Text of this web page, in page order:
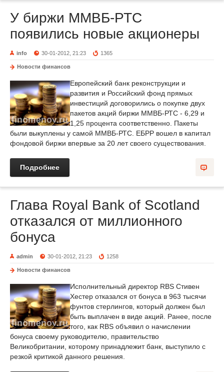
У биржи ММВБ-РТС
появились новые акционеры
info 30-01-2012, 21:23 1365
Новости финансов
Европейский банк реконструкции и
развития и Российский фонд прямых
инвестиций договорились о покупке двух
пакетов акций биржи ММВБ-РТС - 6,29 и
1,25 процента соответственно. Пакеты
были выкуплены у самой ММВБ-РТС. ЕБРР вошел в капитал
фондовой биржи впервые за 20 лет своего существования.
Подробнее
Глава Royal Bank of Scotland
отказался от миллионного
бонуса
admin 30-01-2012, 21:23 1258
Новости финансов
Исполнительный директор RBS Стивен
Хестер отказался от бонуса в 963 тысячи
фунтов стерлингов, который должен был
быть выплачен в виде акций. Ранее, после
того, как RBS объявил о начислении
бонуса своему руководителю, правительство
Великобритании, которому принадлежит банк, выступило с
резкой критикой данного решения.